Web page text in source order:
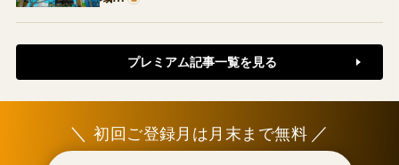
プレミアム記事一覧を見る
＼初回ご登録月は月末まで無料 ／